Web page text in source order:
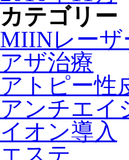
カテゴリー
MIINレーザ
アザ治療
アトピー性
アンチエイ
イオン導入
エステ